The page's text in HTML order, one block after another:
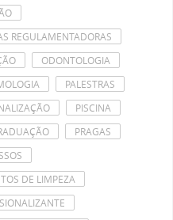
REGULAMENTADORAS
ODONTOLOGIA
PALESTRAS
PISCINA
PRAGAS
DE LIMPEZA